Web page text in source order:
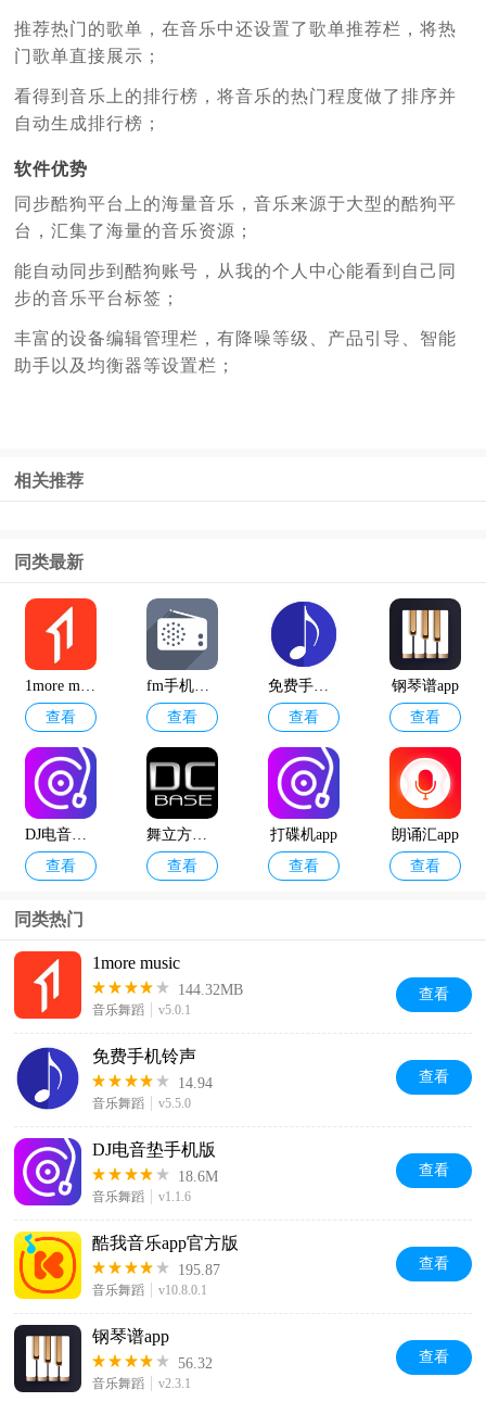
推荐热门的歌单，在音乐中还设置了歌单推荐栏，将热
门歌单直接展示；
看得到音乐上的排行榜，将音乐的热门程度做了排序并
自动生成排行榜；
软件优势
同步酷狗平台上的海量音乐，音乐来源于大型的酷狗平
台，汇集了海量的音乐资源；
能自动同步到酷狗账号，从我的个人中心能看到自己同
步的音乐平台标签；
丰富的设备编辑管理栏，有降噪等级、产品引导、智能
助手以及均衡器等设置栏；
相关推荐
同类最新
查看
查看
查看
钢琴谱app
查看
查看
查看
打碟机app
查看
朗诵汇app
查看
同类热门
1more music
144.32MB
音乐舞蹈 v5.0.1
查看
免费手机铃声
14.94
音乐舞蹈 v5.5.0
查看
DJ电音垫手机版
18.6M
音乐舞蹈 v1.1.6
查看
酷我音乐app官方版
195.87
音乐舞蹈 v10.8.0.1
查看
钢琴谱app
56.32
音乐舞蹈 v2.3.1
查看